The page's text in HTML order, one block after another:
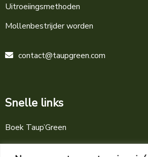
Uitroeiingsmethoden
Mollenbestrijder worden
contact@taupgreen.com
Snelle links
Boek Taup’Green
Nieuws